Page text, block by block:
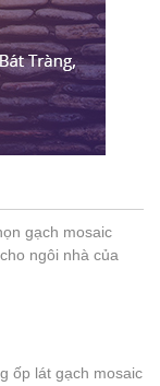
gạch mosaic
ngôi nhà của
ốp lát gạch mosaic